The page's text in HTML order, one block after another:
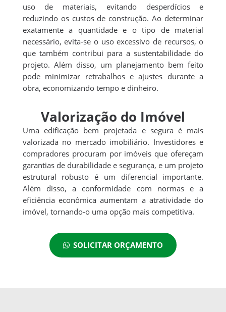
uso de materiais, evitando desperdícios e
reduzindo os custos de construção. Ao determinar
exatamente a quantidade e o tipo de material
necessário, evita-se o uso excessivo de recursos, o
que também contribui para a sustentabilidade do
projeto. Além disso, um planejamento bem feito
pode minimizar retrabalhos e ajustes durante a
obra, economizando tempo e dinheiro.
Valorização do Imóvel
Uma edificação bem projetada e segura é mais
valorizada no mercado imobiliário. Investidores e
compradores procuram por imóveis que ofereçam
garantias de durabilidade e segurança, e um projeto
estrutural robusto é um diferencial importante.
Além disso, a conformidade com normas e a
eficiência econômica aumentam a atratividade do
imóvel, tornando-o uma opção mais competitiva.
SOLICITAR ORÇAMENTO